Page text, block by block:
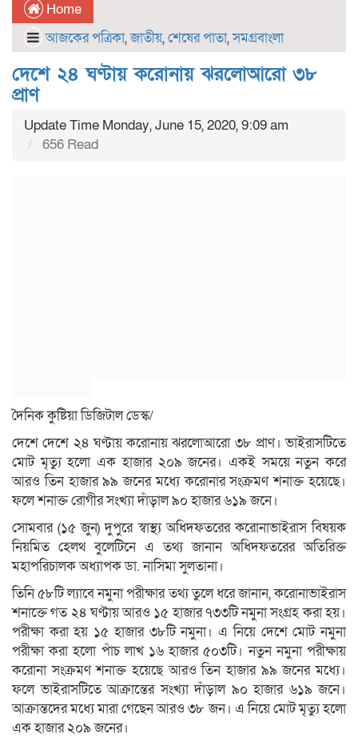
Home
আজকের পত্রিকা,জাতীয়,শেষের পাতা,সমগ্রবাংলা
দেশে ২৪ ঘণ্টায় করোনায় ঝরলোআরো ৩৮
প্রাণ
Update Time Monday, June 15, 2020, 9:09 am
656 Read
দৈনিক কুষ্টিয়া ডিজিটাল ডেস্ক/
দেশে দেশে ২৪ ঘণ্টায় করোনায় ঝরলোআরো ৩৮ প্রাণ। ভাইরাসটিতে
মোট মৃত্যু হলো এক হাজার ২০৯ জনের। একই সময়ে নতুন করে
আরও তিন হাজার ৯৯ জনের মধ্যে করোনার সংক্রমণ শনাক্ত হয়েছে।
ফলে শনাক্ত রোগীর সংখ্যা দাঁড়াল ৯০ হাজার ৬১৯ জনে।
সোমবার (১৫ জুন) দুপুরে স্বাস্থ্য অধিদফতরের করোনাভাইরাস বিষয়ক
নিয়মিত হেলথ বুলেটিনে এ তথ্য জানান অধিদফতরের অতিরিক্ত
মহাপরিচালক অধ্যাপক ডা. নাসিমা সুলতানা।
তিনি ৫৮টি ল্যাবে নমুনা পরীক্ষার তথ্য তুলে ধরে জানান, করোনাভাইরাস
শনাক্তে গত ২৪ ঘণ্টায় আরও ১৫ হাজার ৭৩৩টি নমুনা সংগ্রহ করা হয়।
পরীক্ষা করা হয় ১৫ হাজার ৩৮টি নমুনা। এ নিয়ে দেশে মোট নমুনা
পরীক্ষা করা হলো পাঁচ লাখ ১৬ হাজার ৫০৩টি। নতুন নমুনা পরীক্ষায়
করোনা সংক্রমণ শনাক্ত হয়েছে আরও তিন হাজার ৯৯ জনের মধ্যে।
ফলে ভাইরাসটিতে আক্রান্তের সংখ্যা দাঁড়াল ৯০ হাজার ৬১৯ জনে।
আক্রান্তদের মধ্যে মারা গেছেন আরও ৩৮ জন। এ নিয়ে মোট মৃত্যু হলো
এক হাজার ২০৯ জনের।